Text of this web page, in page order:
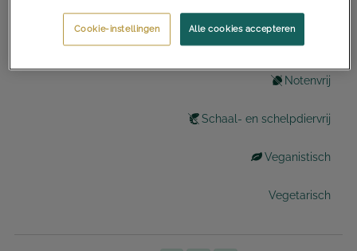
Lactosevrij
Notenvrij
Schaal- en schelpdiervrij
Veganistisch
Vegetarisch
Alle cookies accepteren
Cookie-instellingen